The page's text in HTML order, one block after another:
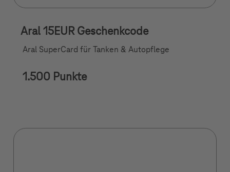
Aral 15EUR Geschenkcode
Aral SuperCard für Tanken & Autopflege
1.500 Punkte